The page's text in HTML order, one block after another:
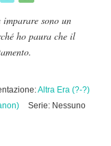
imparare sono un
ho paura che il
Altra Era (?-?)
Serie: Nessuno